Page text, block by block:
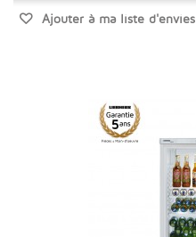
Ajouter à ma liste d'envies